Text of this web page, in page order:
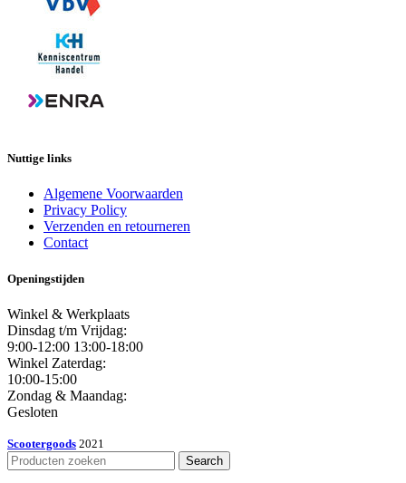
Nuttige links
Algemene Voorwaarden
Privacy Policy
Verzenden en retourneren
Contact
Openingstijden
Winkel & Werkplaats
Dinsdag t/m Vrijdag:
9:00-12:00 13:00-18:00
Winkel Zaterdag:
10:00-15:00
Zondag & Maandag:
Gesloten
Scootergoods 2021
Search